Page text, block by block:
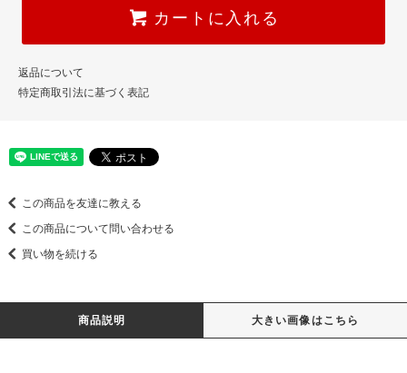
カートに入れる
返品について
特定商取引法に基づく表記
この商品を友達に教える
この商品について問い合わせる
買い物を続ける
商品説明 大きい画像はこちら